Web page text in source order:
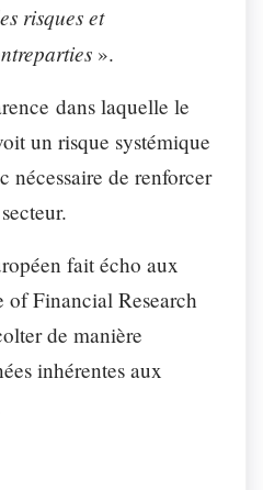
risques et
».
dans laquelle le
un risque systémique
nécessaire de renforcer
fait écho aux
of Financial Research
de manière
inhérentes aux